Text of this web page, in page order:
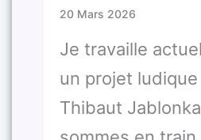
20 Mars 2026
Je travaille
un projet ludique
Thibaut